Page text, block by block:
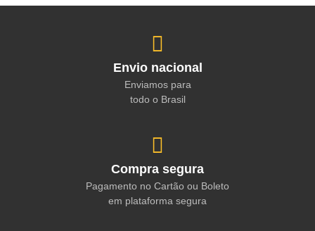
Envio nacional
Enviamos para
todo o Brasil
Compra segura
Pagamento no Cartão ou Boleto
em plataforma segura